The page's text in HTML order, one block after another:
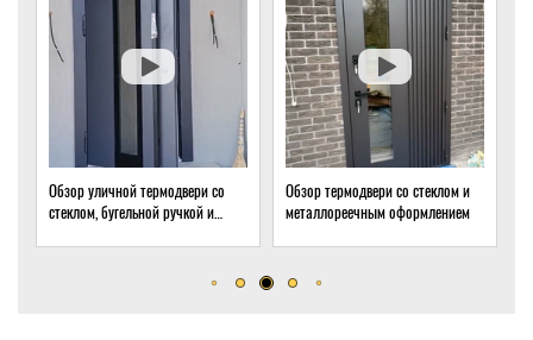
Обзор термодвери со стеклом и
металлореечным оформлением
Обзор термодвери с ковкой и
стеклом для подвала частного